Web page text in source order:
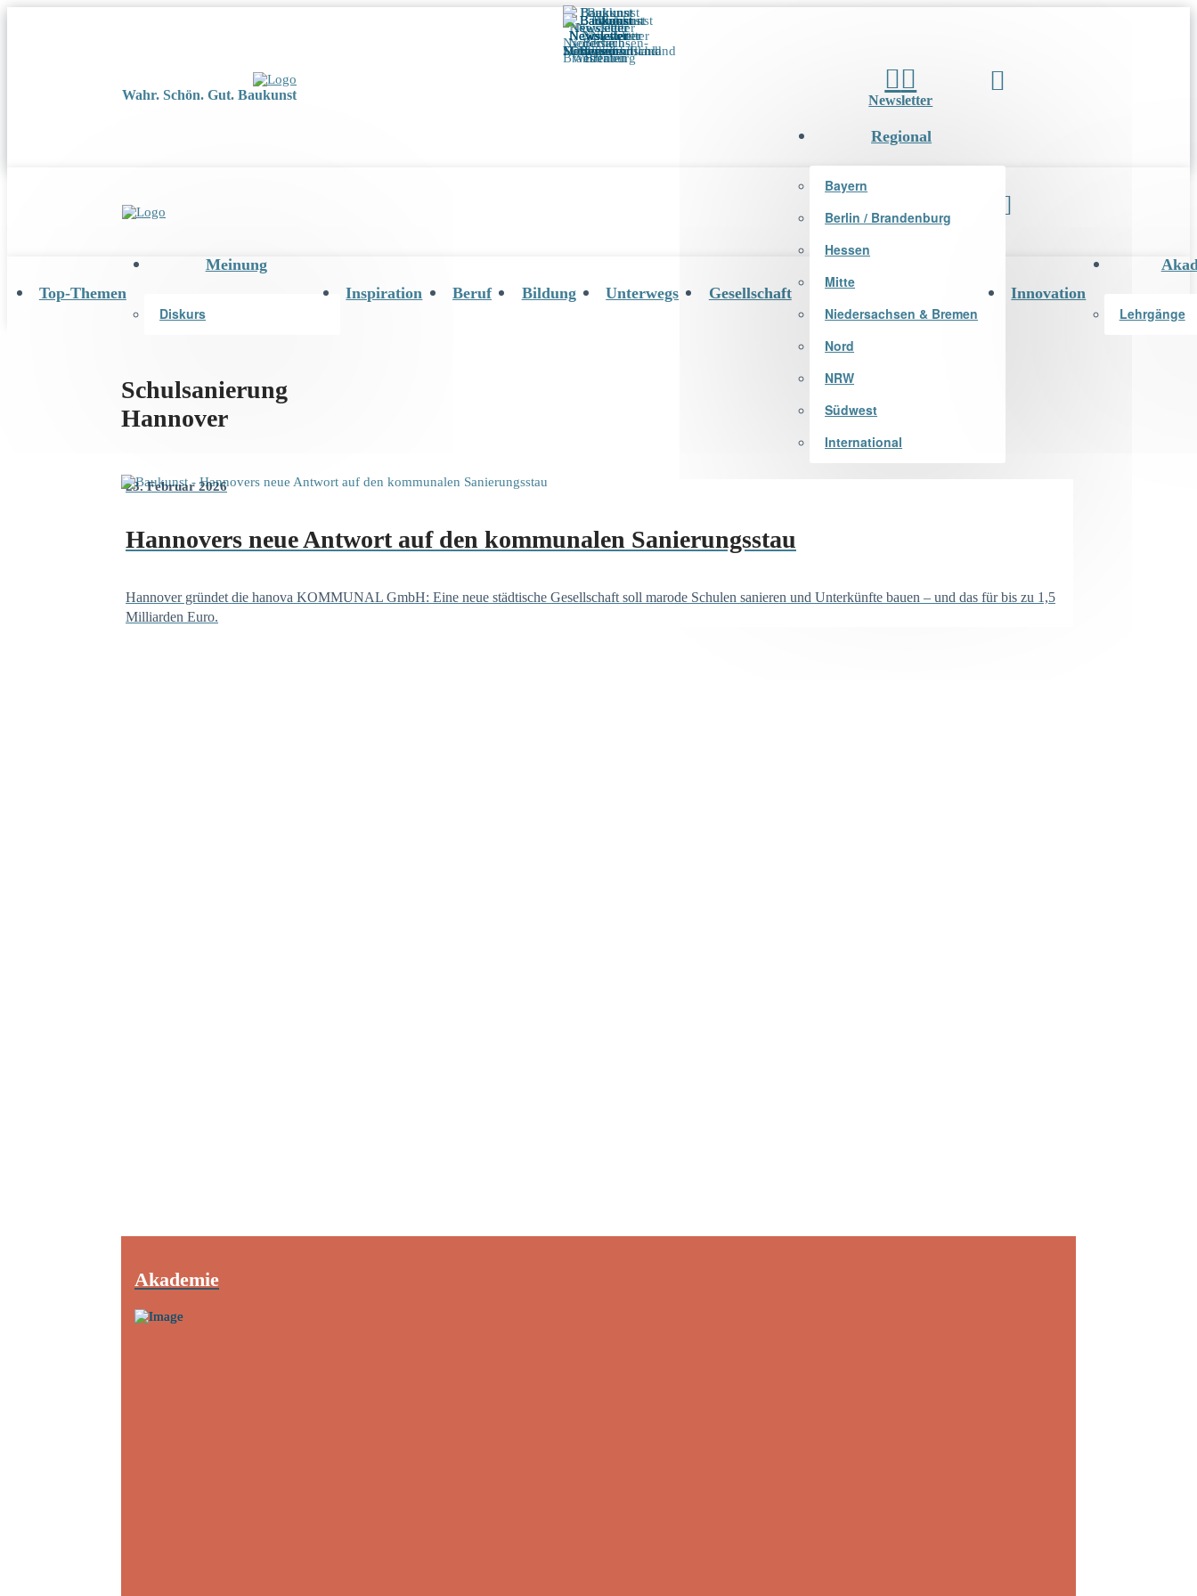
Wahr. Schön. Gut. Baukunst Newsletter
Newsletter
Top-Themen
Meinung
Diskurs
Inspiration Beruf Bildung Unterwegs Gesellschaft
Regional
Bayern
Berlin / Brandenburg
Hessen
Mitte
Niedersachsen & Bremen
Nord
NRW
Südwest
International
Innovation
Lehrgänge
Schulsanierung
Hannover
23. Februar 2026
Hannovers neue Antwort auf den kommunalen Sanierungsstau
Hannover gründet die hanova KOMMUNAL GmbH: Eine neue städtische Gesellschaft soll marode Schulen sanieren und Unterkünfte bauen – und das für bis zu 1,5
Milliarden Euro.
Akademie